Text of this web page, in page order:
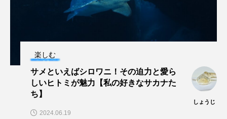
宍道湖自然館ゴビウス 宮古島
屈斜路湖
市立しものせき水族館・海響館 干支 干潟
楽しむ
サメといえばシロワニ！その迫力と愛ら
しいヒトミが魅力【私の好きなサカナた
ち】
しょうじ
2024.06.19